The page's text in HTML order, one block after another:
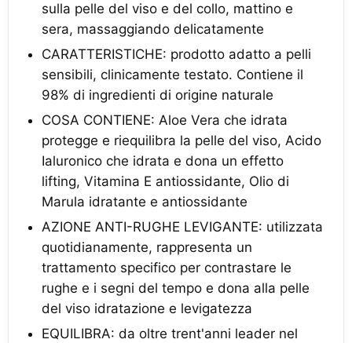
sulla pelle del viso e del collo, mattino e
sera, massaggiando delicatamente
CARATTERISTICHE: prodotto adatto a pelli
sensibili, clinicamente testato. Contiene il
98% di ingredienti di origine naturale
COSA CONTIENE: Aloe Vera che idrata
protegge e riequilibra la pelle del viso, Acido
Ialuronico che idrata e dona un effetto
lifting, Vitamina E antiossidante, Olio di
Marula idratante e antiossidante
AZIONE ANTI-RUGHE LEVIGANTE: utilizzata
quotidianamente, rappresenta un
trattamento specifico per contrastare le
rughe e i segni del tempo e dona alla pelle
del viso idratazione e levigatezza
EQUILIBRA: da oltre trent'anni leader nel